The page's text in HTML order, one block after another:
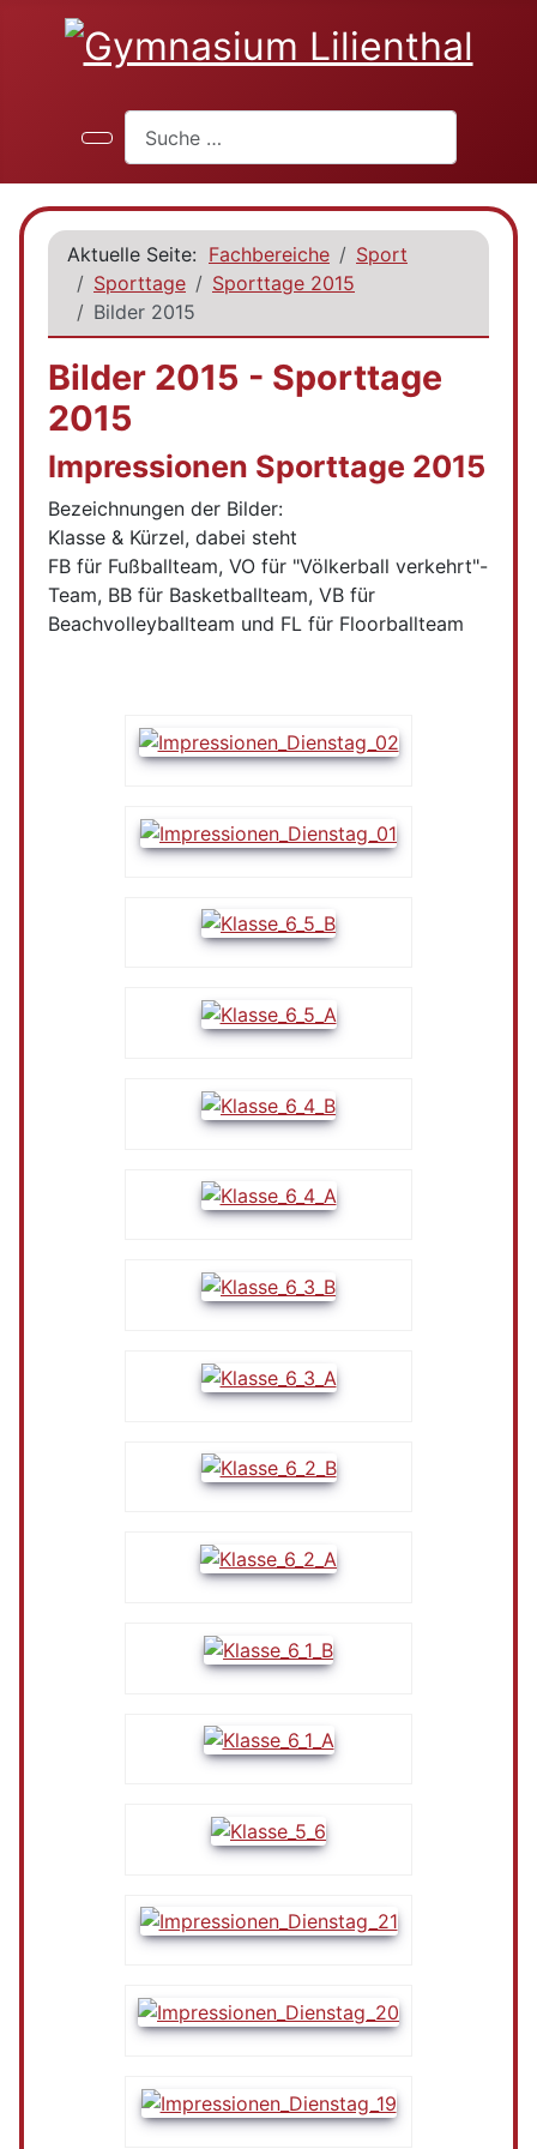
Aktuelle Seite: Fachbereiche
Sport
Sporttage
Sporttage 2015
Bilder 2015
Bilder 2015 - Sporttage
2015
Impressionen Sporttage 2015
Bezeichnungen der Bilder:
Klasse & Kürzel, dabei steht
FB für Fußballteam, VO für "Völkerball verkehrt"-
Team, BB für Basketballteam, VB für
Beachvolleyballteam und FL für Floorballteam